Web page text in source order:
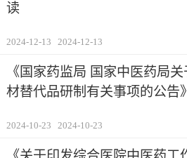
读
2024-12-13 2024-12-13
《国家药监局 国家中医药局
材替代品研制有关事项的公告
2024-10-23 2024-10-23